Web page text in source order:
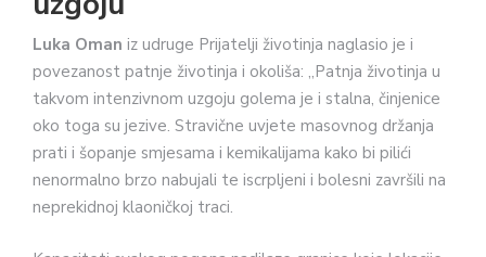
Luka Oman iz udruge Prijatelji životinja naglasio je i
povezanost patnje životinja i okoliša: „Patnja životinja u
takvom intenzivnom uzgoju golema je i stalna, činjenice
oko toga su jezive. Stravične uvjete masovnog držanja
prati i šopanje smjesama i kemikalijama kako bi pilići
nenormalno brzo nabujali te iscrpljeni i bolesni završili na
neprekidnoj klaoničkoj traci.